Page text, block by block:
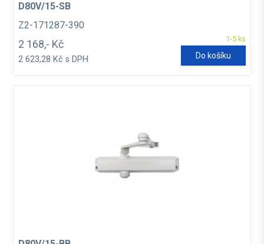
D80V/15-SB
Z2-171287-390
1-5 ks
2 168,- Kč
2 623,28 Kč s DPH Do košíku